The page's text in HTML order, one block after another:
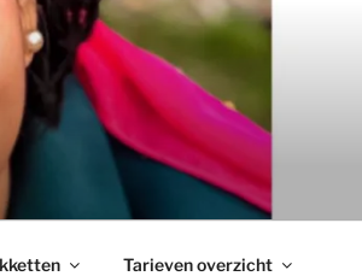
Tarieven overzicht